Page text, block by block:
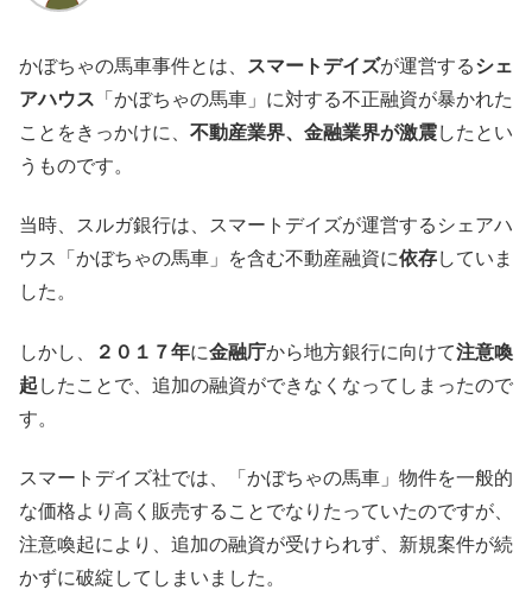
かぼちゃの馬車事件とは、 スマートデイズが運営するシェ
アハウス 「かぼちゃの馬車」に対する不正融資が暴かれた
ことをきっかけに、 不動産業界、金融業界が激震したとい
うものです。
当時、スルガ銀行は、スマートデイズが運営するシェアハ
ウス「かぼちゃの馬車」を含む不動産融資に依存していま
した。
しかし、 ２０１７年に金融庁から地方銀行に向けて注意喚
起 したことで、追加の融資ができなくなってしまったので
す。
スマートデイズ社では、「かぼちゃの馬車」物件を一般的
な価格より高く販売することでなりたっていたのですが、
注意喚起により、追加の融資が受けられず、新規案件が続
かずに破綻してしまいました。